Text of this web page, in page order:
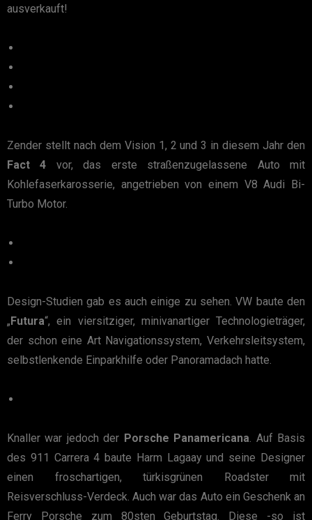
ausverkauft!
Zender stellt nach dem Vision 1, 2 und 3 in diesem Jahr den
Fact 4 vor, das erste straßenzugelassene Auto mit
Kohlefaserkarosserie, angetrieben von einem V8 Audi Bi-
Turbo Motor.
Design-Studien gab es auch einige zu sehen. VW baute den
„Futura“, ein viersitziger, minivanartiger Technologieträger,
der schon eine Art Navigationssystem, Verkehrsleitsystem,
selbstlenkende Einparkhilfe oder Panoramadach hatte.
Knaller war jedoch der Porsche Panamericana. Auf Basis
des 911 Carrera 4 baute Harm Lagaay und seine Designer
einen froschartigen, türkisgrünen Roadster mit
Reisverschluss-Verdeck. Auch war das Auto ein Geschenk an
Ferry Porsche zum 80sten Geburtstag. Diese -so ist